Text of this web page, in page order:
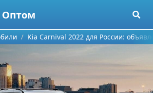
Оптом
технологии
Kia Carnival 2022 для России: